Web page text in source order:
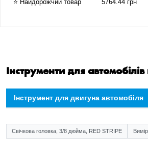
⭐ Найдорожчий товар 5764.44 грн
Інструменти для
Інструмент для двигуна автомобіля
Свічкова головка, 3/8 дюйма, RED STRIPE